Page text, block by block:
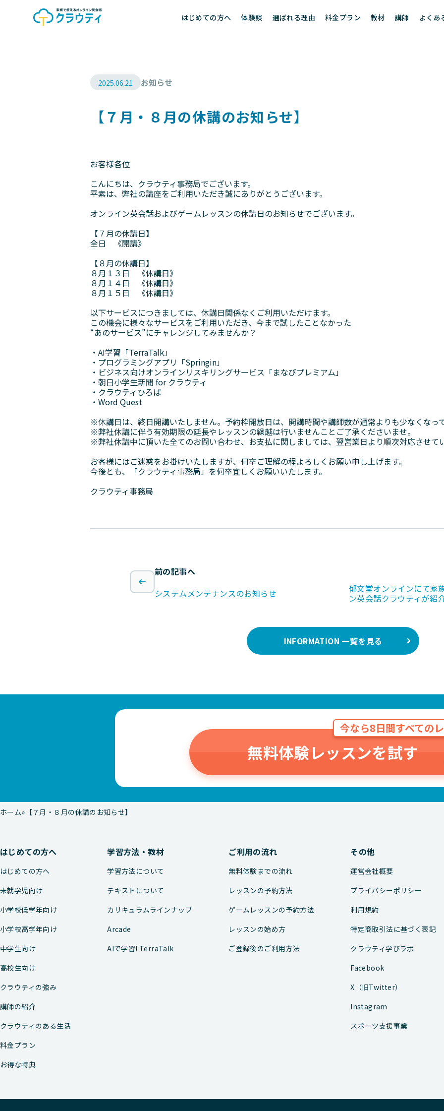
はじめての方へ 体験談 選ばれる理由 料金プラン 教材 講師 よくあ
2025.06.21 お知らせ
【７月・８月の休講のお知らせ】
お客様各位
こんにちは、クラウティ事務局でございます。
平素は、弊社の講座をご利用いただき誠にありがとうございます。
オンライン英会話およびゲームレッスンの休講日のお知らせでございます。
【７月の休講日】
全日 《開講》
【８月の休講日】
８月１３日 《休講日》
８月１４日 《休講日》
８月１５日 《休講日》
以下サービスにつきましては、休講日関係なくご利用いただけます。
この機会に様々なサービスをご利用いただき、今まで試したことなかった
“あのサービス”にチャレンジしてみませんか？
・AI学習「TerraTalk」
・プログラミングアプリ「Springin」
・ビジネス向けオンラインリスキリングサービス「まなびプレミアム」
・朝日小学生新聞 for クラウティ
・クラウティひろば
・Word Quest
※休講日は、終日開講いたしません。予約枠開放日は、開講時間や講師数が通常よりも少なくなって
※弊社休講に伴う有効期限の延長やレッスンの繰越は行いませんことご了承くださいませ。
※弊社休講中に頂いた全てのお問い合わせ、お支払に関しましては、翌営業日より順次対応させて
お客様にはご迷惑をお掛けいたしますが、何卒ご理解の程よろしくお願い申し上げます。
今後とも、「クラウティ事務局」を何卒宜しくお願いいたします。
クラウティ事務局
前の記事へ
システムメンテナンスのお知らせ
郁文堂オンラインにて家
ン英会話クラウティが紹
INFORMATION 一覧を見る
今なら8日間すべての
無料体験レッスンを試す
ホーム 【７月・８月の休講のお知らせ】
はじめての方へ
はじめての方へ
未就学児向け
小学校低学年向け
小学校高学年向け
中学生向け
高校生向け
クラウティの強み
講師の紹介
クラウティのある生活
料金プラン
お得な特典
学習方法・教材
学習方法について
テキストについて
カリキュラムラインナップ
Arcade
AIで学習! TerraTalk
ご利用の流れ
無料体験までの流れ
レッスンの予約方法
ゲームレッスンの予約方法
レッスンの始め方
ご登録後のご利用方法
その他
運営会社概要
プライバシーポリシー
利用規約
特定商取引法に基づく表記
クラウティ学びラボ
Facebook
X（旧Twitter）
Instagram
スポーツ支援事業